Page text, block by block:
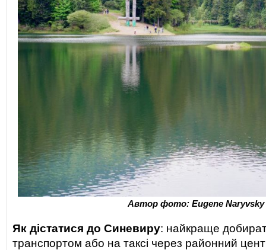
Автор фото: Eugene Naryvsky
Як дістатися до Синевиру: найкраще
транспортом або на таксі через районний